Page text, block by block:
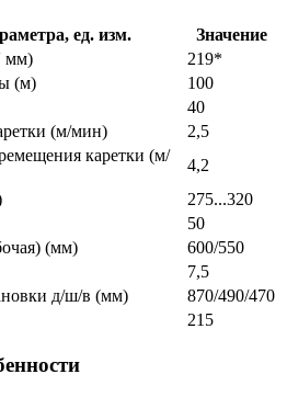
ед. изм.
Значение
мм)
219*
(м)
100
40
(м/мин)
2,5
каретки (м/
4,2
275...320
50
(мм)
600/550
7,5
д/ш/в (мм)
870/490/470
215